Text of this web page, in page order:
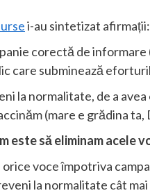
i-au sintetizat afirmații:
corectă de
care subminează
la normalitate, de a
(mare e grădina
este să eliminam acele
voce împotriva
la normalitate cât mai